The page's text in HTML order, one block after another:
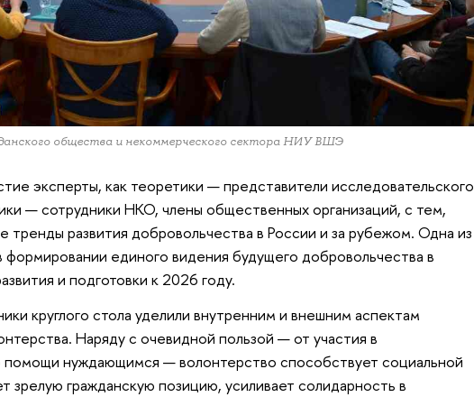
общества и некоммерческого сектора НИУ ВШЭ
эксперты, как теоретики — представители исследовательского
— сотрудники НКО, члены общественных организаций, с тем,
тренды развития добровольчества в России и за рубежом. Одна из
формировании единого видения будущего добровольчества в
и подготовки к 2026 году.
круглого стола уделили внутренним и внешним аспектам
Наряду с очевидной пользой — от участия в
помощи нуждающимся — волонтерство способствует социальной
зрелую гражданскую позицию, усиливает солидарность в